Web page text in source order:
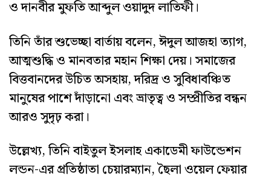
ও দানবীর মুফতি আব্দুল ওয়াদুদ লাতিফী।
তিনি তাঁর শুভেচ্ছা বার্তায় বলেন, ঈদুল আজহা ত্যাগ,
আত্মশুদ্ধি ও মানবতার মহান শিক্ষা দেয়। সমাজের
বিত্তবানদের উচিত অসহায়, দরিদ্র ও সুবিধাবঞ্চিত
মানুষের পাশে দাঁড়ানো এবং ভ্রাতৃত্ব ও সম্প্রীতির বন্ধন
আরও সুদৃঢ় করা।
উল্লেখ্য, তিনি বাইতুল ইসলাহ একাডেমী ফাউন্ডেশন
লন্ডন-এর প্রতিষ্ঠাতা চেয়ারম্যান, ছৈলা ওয়েল ফেয়ার